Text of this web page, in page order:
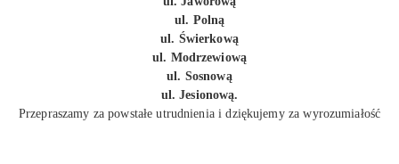
ul. Polną
ul. Świerkową
ul. Modrzewiową
ul. Sosnową
ul. Jesionową.
Przepraszamy za powstałe utrudnienia i dziękujemy za wyrozumiałość